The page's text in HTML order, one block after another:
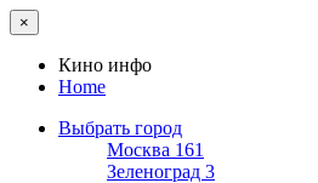
×
Кино инфо
Home
Выбрать город
Москва 161
Зеленоград 3